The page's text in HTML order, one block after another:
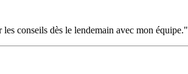
conseils dès le lendemain avec mon équipe."